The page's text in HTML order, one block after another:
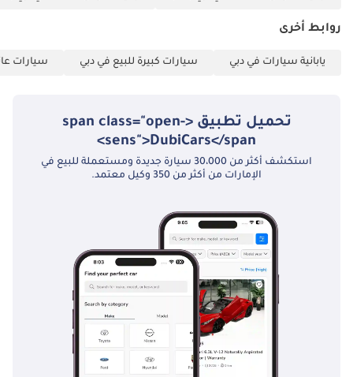
روابط أخرى
يابانية سيارات في دبي سيارات كبيرة للبيع في دبي سيارات
تحميل تطبيق <span class="open-
sens">DubiCars</span>
استكشف أكثر من 30،000 سيارة جديدة ومستعملة للبيع في
الإمارات من أكثر من 350 وكيل معتمد.